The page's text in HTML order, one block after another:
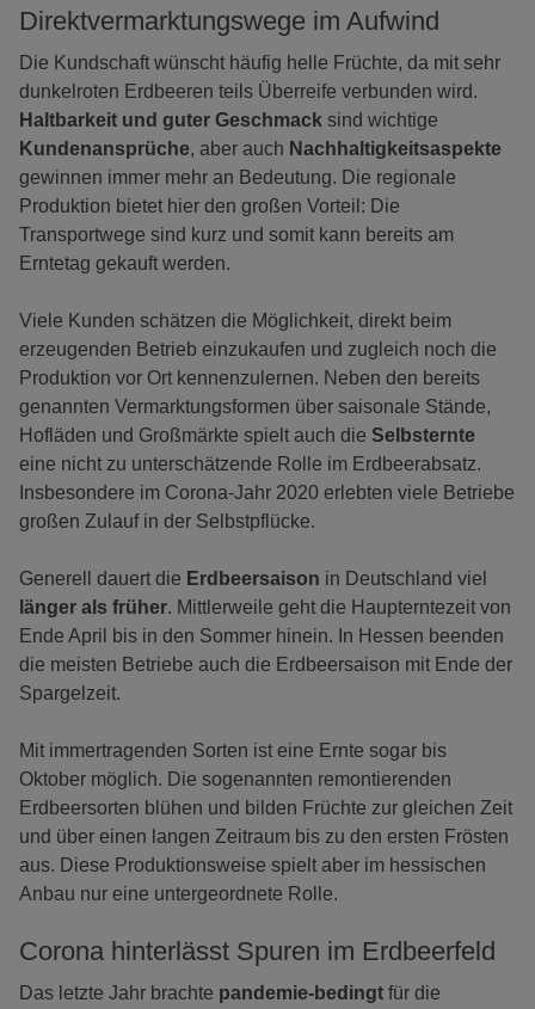
Direktvermarktungswege im Aufwind
Die Kundschaft wünscht häufig helle Früchte, da mit sehr
dunkelroten Erdbeeren teils Überreife verbunden wird.
Haltbarkeit und guter Geschmack sind wichtige
Kundenansprüche, aber auch Nachhaltigkeitsaspekte
gewinnen immer mehr an Bedeutung. Die regionale
Produktion bietet hier den großen Vorteil: Die
Transportwege sind kurz und somit kann bereits am
Erntetag gekauft werden.
Viele Kunden schätzen die Möglichkeit, direkt beim
erzeugenden Betrieb einzukaufen und zugleich noch die
Produktion vor Ort kennenzulernen. Neben den bereits
genannten Vermarktungsformen über saisonale Stände,
Hofläden und Großmärkte spielt auch die Selbsternte
eine nicht zu unterschätzende Rolle im Erdbeerabsatz.
Insbesondere im Corona-Jahr 2020 erlebten viele Betriebe
großen Zulauf in der Selbstpflücke.
Generell dauert die Erdbeersaison in Deutschland viel
länger als früher. Mittlerweile geht die Haupterntezeit von
Ende April bis in den Sommer hinein. In Hessen beenden
die meisten Betriebe auch die Erdbeersaison mit Ende der
Spargelzeit.
Mit immertragenden Sorten ist eine Ernte sogar bis
Oktober möglich. Die sogenannten remontierenden
Erdbeersorten blühen und bilden Früchte zur gleichen Zeit
und über einen langen Zeitraum bis zu den ersten Frösten
aus. Diese Produktionsweise spielt aber im hessischen
Anbau nur eine untergeordnete Rolle.
Corona hinterlässt Spuren im Erdbeerfeld
Das letzte Jahr brachte pandemie-bedingt für die